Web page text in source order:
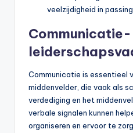
veelzijdigheid in
Communicatie-
Communicatie is essentieel
middenvelder, die vaak als
verdediging en het
verbale signalen kunnen
organiseren en ervoor te